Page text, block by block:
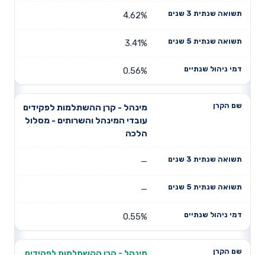
4.62%
3.41%
0.56%
מינהל - קרן ההשתלמות לפקידים
עובדי המינהל והשרותים - מסלול
הלכה
—
—
0.55%